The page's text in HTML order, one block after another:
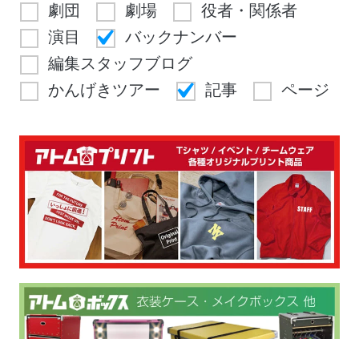
劇団 劇場
役者・関係者
演目
バックナンバー
編集スタッフブログ
かんげきツアー
記事 ページ